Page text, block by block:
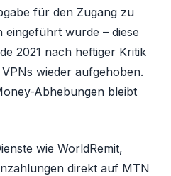
für den Zugang zu
wurde – diese
2021 nach heftiger Kritik
wieder aufgehoben.
Abhebungen bleibt
wie WorldRemit,
direkt auf MTN